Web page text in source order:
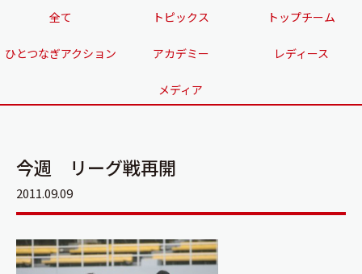
全て トピックス トップチーム
ひとつなぎアクション アカデミー レディース
メディア
今週 リーグ戦再開
2011.09.09